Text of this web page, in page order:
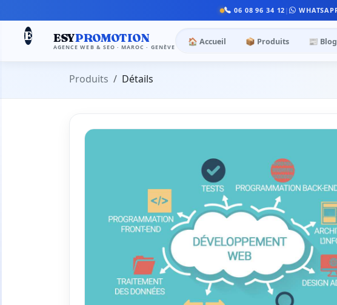
06 08 96 34 12 |
E ESYPROMOTION
AGENCE WEB & SEO · MAROC · GENÈVE
🏠 Accueil 📦 Produits 📰 Blog
Produits Détails